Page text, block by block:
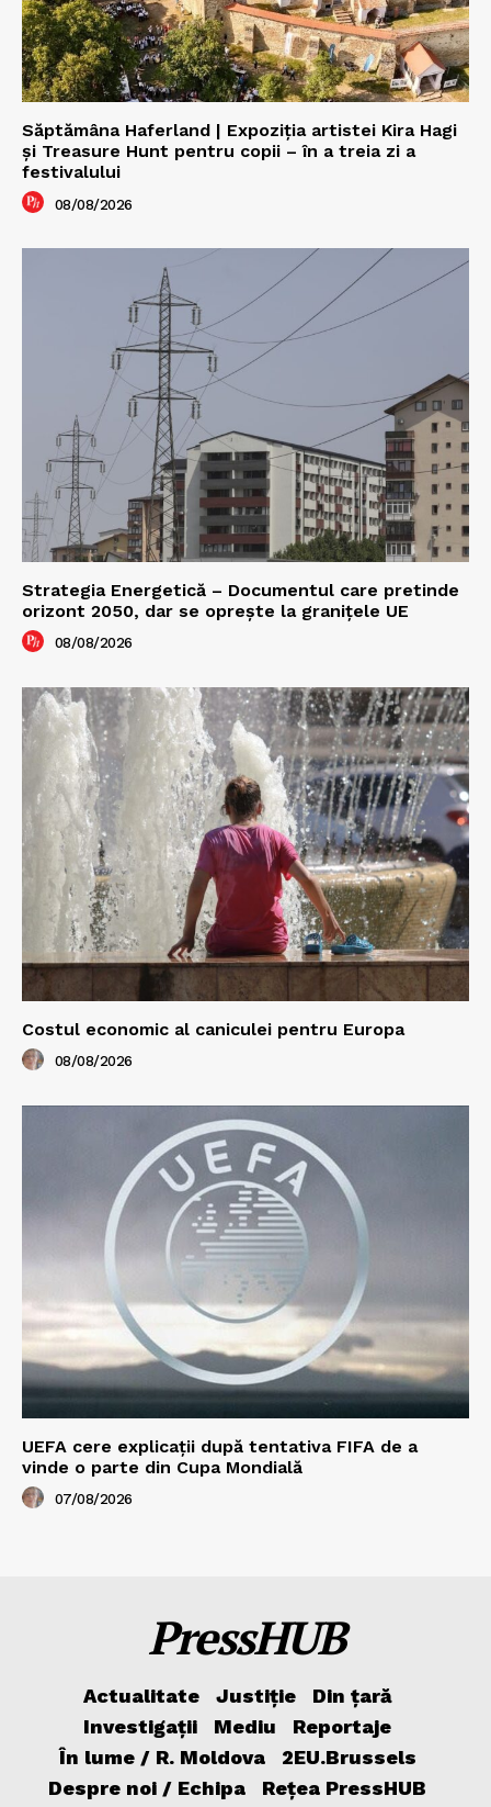
Săptămâna Haferland | Expoziţia artistei Kira Hagi
şi Treasure Hunt pentru copii – în a treia zi a
festivalului
08/08/2026
Strategia Energetică – Documentul care pretinde
orizont 2050, dar se oprește la granițele UE
08/08/2026
Costul economic al caniculei pentru Europa
08/08/2026
UEFA cere explicații după tentativa FIFA de a
vinde o parte din Cupa Mondială
07/08/2026
PressHUB
Actualitate Justiție
Din țară
Investigații
Mediu
Reportaje
În lume / R. Moldova
2EU.Brussels
Despre noi / Echipa
Rețea PressHUB